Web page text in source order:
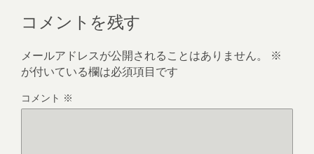
コメントを残す
メールアドレスが公開されることはありません。
※
が付いている欄は必須項目です
コメント ※